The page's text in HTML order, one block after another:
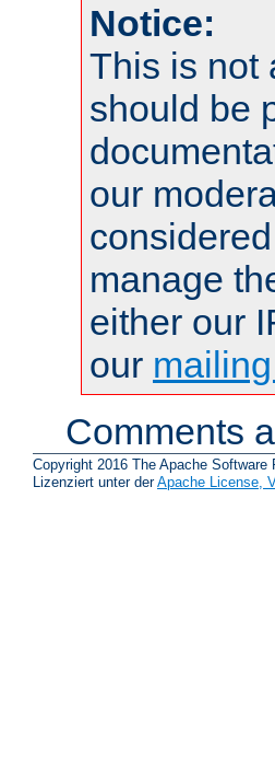
Notice:
This is not
should be
our
manage
either our
our
Comments
Copyright 2016 The Apache Software
Lizenziert unter derApache License,